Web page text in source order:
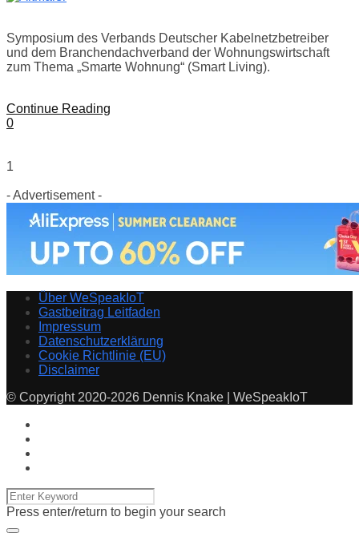
Symposium des Verbands Deutscher Kabelnetzbetreiber
und dem Branchendachverband der Wohnungswirtschaft
zum Thema „Smarte Wohnung“ (Smart Living).
Continue Reading
0
1
- Advertisement -
Über WeSpeakIoT
Gastbeitrag Leitfaden
Impressum
Datenschutzerklärung
Cookie Richtlinie (EU)
Disclaimer
© Copyright 2020-2026 Dennis Knake | WeSpeakIoT
Press enter/return to begin your search